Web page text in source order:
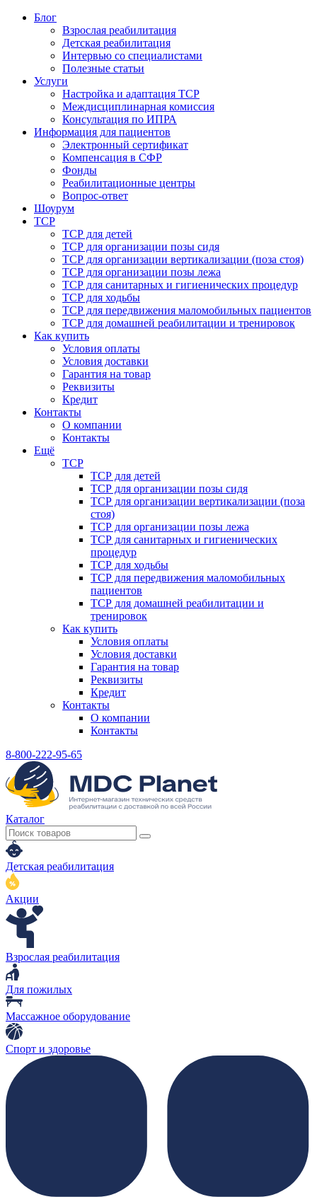
Блог
Взрослая реабилитация
Детская реабилитация
Интервью со специалистами
Полезные статьи
Услуги
Настройка и адаптация ТСР
Междисциплинарная комиссия
Консультация по ИПРА
Информация для пациентов
Электронный сертификат
Компенсация в СФР
Фонды
Реабилитационные центры
Вопрос-ответ
Шоурум
ТСР
ТСР для детей
ТСР для организации позы сидя
ТСР для организации вертикализации (поза стоя)
ТСР для организации позы лежа
ТСР для санитарных и гигиенических процедур
ТСР для ходьбы
ТСР для передвижения маломобильных пациентов
ТСР для домашней реабилитации и тренировок
Как купить
Условия оплаты
Условия доставки
Гарантия на товар
Реквизиты
Кредит
Контакты
О компании
Контакты
Ещё
ТСР
ТСР для детей
ТСР для организации позы сидя
ТСР для организации вертикализации (поза
стоя)
ТСР для организации позы лежа
ТСР для санитарных и гигиенических
процедур
ТСР для ходьбы
ТСР для передвижения маломобильных
пациентов
ТСР для домашней реабилитации и
тренировок
Как купить
Условия оплаты
Условия доставки
Гарантия на товар
Реквизиты
Кредит
Контакты
О компании
Контакты
8-800-222-95-65
Каталог
Детская реабилитация
Акции
Взрослая реабилитация
Для пожилых
Массажное оборудование
Спорт и здоровье